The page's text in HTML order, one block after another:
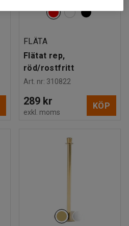
FLÄTA
Flätat rep,
röd/rostfritt
Art. nr: 310822
289 kr
exkl. moms
KÖP